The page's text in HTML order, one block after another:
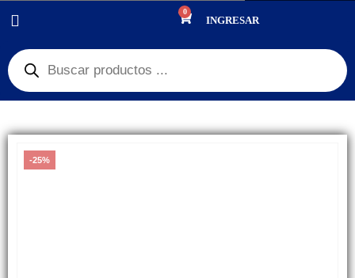
0
INGRESAR
GRAN REMATE, $150 PESOS
-25%